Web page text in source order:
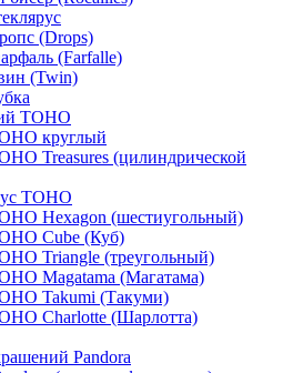
(Drops)
(Farfalle)
(Twin)
TOHO
круглый
Treasures (цилиндрической
TOHO
Hexagon (шестиугольный)
Cube (Куб)
Triangle (треугольный)
Magatama (Магатама)
Takumi (Такуми)
Charlotte (Шарлотта)
Pandora